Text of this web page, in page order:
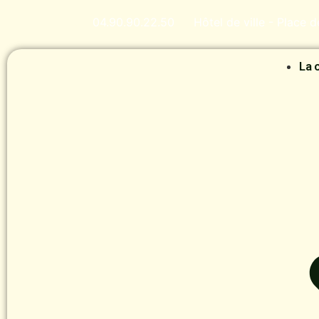
04.90.90.22.50 Hôtel de ville - Place
La